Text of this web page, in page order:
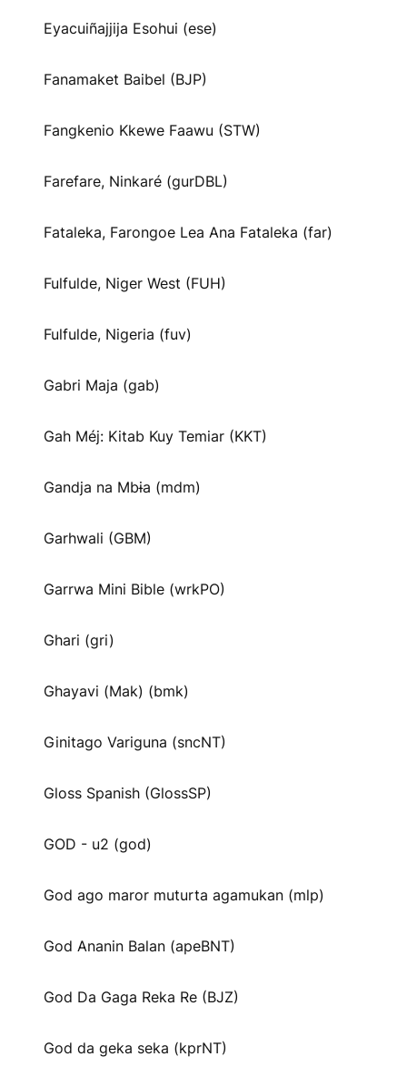
Eyacuiñajjija Esohui (ese)
Fanamaket Baibel (BJP)
Fangkenio Kkewe Faawu (STW)
Farefare, Ninkaré (gurDBL)
Fataleka, Farongoe Lea Ana Fataleka (far)
Fulfulde, Niger West (FUH)
Fulfulde, Nigeria (fuv)
Gabri Maja (gab)
Gah Méj: Kitab Kuy Temiar (KKT)
Gandja na Mbɨa (mdm)
Garhwali (GBM)
Garrwa Mini Bible (wrkPO)
Ghari (gri)
Ghayavi (Mak) (bmk)
Ginitago Variguna (sncNT)
Gloss Spanish (GlossSP)
GOD - u2 (god)
God ago maror muturta agamukan (mlp)
God Ananin Balan (apeBNT)
God Da Gaga Reka Re (BJZ)
God da geka seka (kprNT)